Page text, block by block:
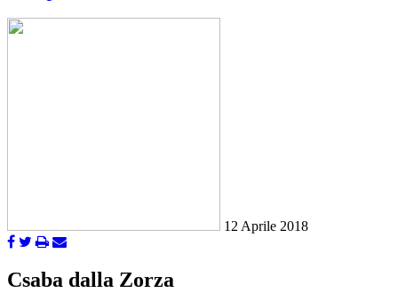
12 Aprile 2018
Csaba dalla Zorza